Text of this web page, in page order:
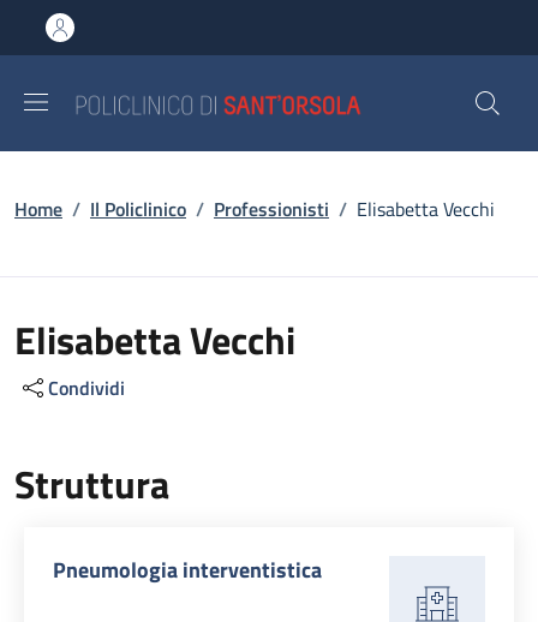
al contenuto principale
to footer content
Briciole di pane
Home / Il Policlinico / Professionisti / Elisabetta Vecchi
Elisabetta Vecchi
Condividi
Struttura
Pneumologia interventistica